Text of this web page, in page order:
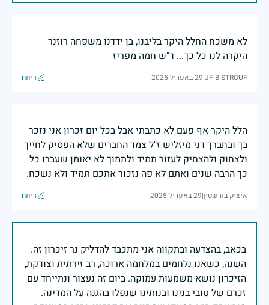
לא משכח החלל היקר בליבנו, בן ידדנו משפחה רוזנר
היקרה לנו כל כך... ד"ש חמה מפריז
JF B STROUF
|29 באפריל 2025 דיווח
הלל היקר אף פעם לא כתבתי אבל בכל יום זכרון אני נזכר
בך ובחברך דני מיזליש ז"ל צמד החברים שלא הפסיק לחייך
ולצחוק ולהצחיק לעזור תמיד ולתמוך לא יאומן שעברו כל
כך הרבה שנים ואתם לא פה נזכור אתכם תמיד ולא נשכח.
איציק בורשטין|29 באפריל 2025 דיווח
בכאב, בהצדעה ובתקווה אני מתכבד להדליק נר זיכרון זה.
השנה, כשאנו נלחמים במלחמה ארוכה, רב זירתית וצודקת,
הזיכרון נושא משמעות עמוקה. ביום זה נעצור ונתייחד עם
זכרם של טובי בנינו ובנותינו שנפלו בהגנה על המדינה.